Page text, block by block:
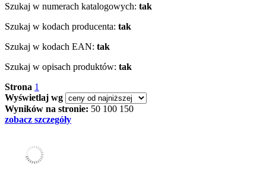
Szukaj w numerach katalogowych: tak
Szukaj w kodach producenta: tak
Szukaj w kodach EAN: tak
Szukaj w opisach produktów: tak
Strona 1
Wyświetlaj wg
Wyników na stronie: 50 100 150
zobacz szczegóły